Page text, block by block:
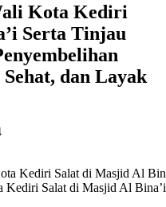
Kota Kediri
Serta Tinjau
dan Layak
Salat di Masjid Al